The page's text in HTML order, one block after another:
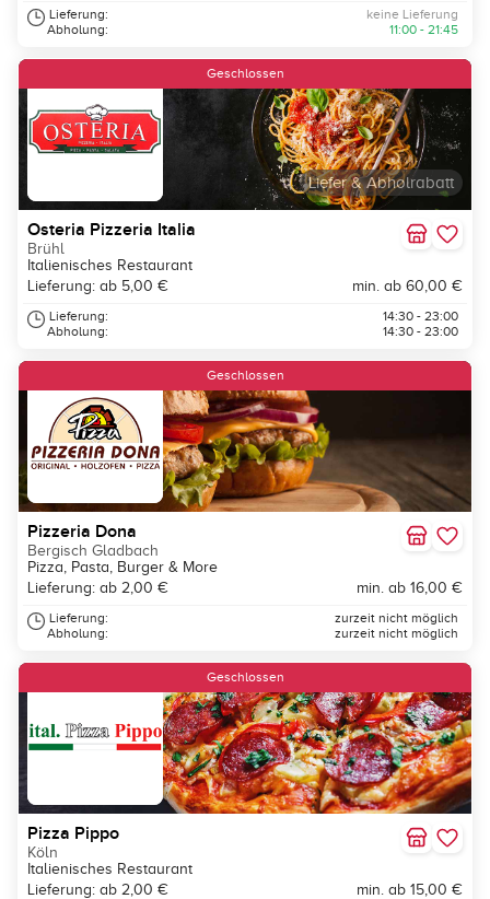
Lieferung:
Abholung:
keine Lieferung
11:00 - 21:45
Liefer & Abholrabatt
Geschlossen
Osteria Pizzeria Italia
Brühl
Italienisches Restaurant
Lieferung: ab 5,00 €
min. ab 60,00 €
Lieferung:
Abholung:
14:30 - 23:00
14:30 - 23:00
Geschlossen
Pizzeria Dona
Bergisch Gladbach
Pizza, Pasta, Burger & More
Lieferung: ab 2,00 €
min. ab 16,00 €
Lieferung:
Abholung:
zurzeit nicht möglich
zurzeit nicht möglich
Geschlossen
Pizza Pippo
Köln
Italienisches Restaurant
Lieferung: ab 2,00 €
min. ab 15,00 €